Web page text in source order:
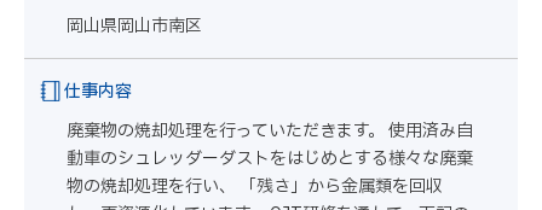
岡山県岡山市南区
仕事内容
廃棄物の焼却処理を行っていただきます。 使用済み自
動車のシュレッダーダストをはじめとする様々な廃棄
物の焼却処理を行い、 「残さ」から金属類を回収